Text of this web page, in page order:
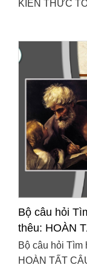
KIẾN THỨC
Bộ câu hỏi
thêu: HOÀN
101 - 150)
Bộ câu hỏi Tìm
HOÀN TẤT